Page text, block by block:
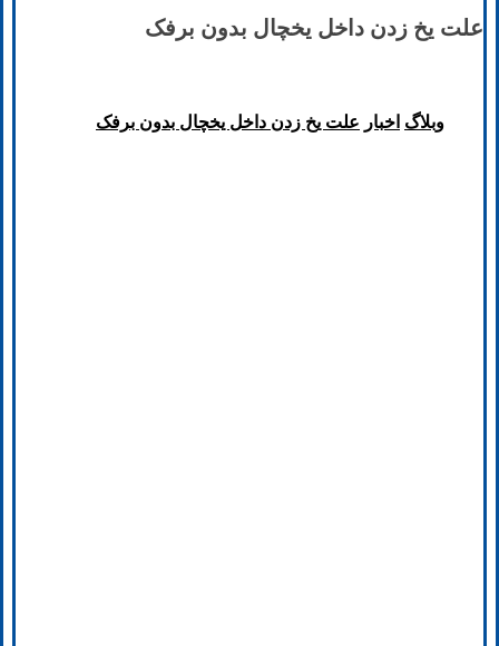
علت یخ زدن داخل یخچال بدون برفک
وبلاگ اخبار علت یخ زدن داخل یخچال بدون برفک